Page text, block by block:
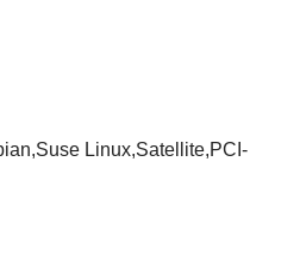
Linux,Satellite,PCI-